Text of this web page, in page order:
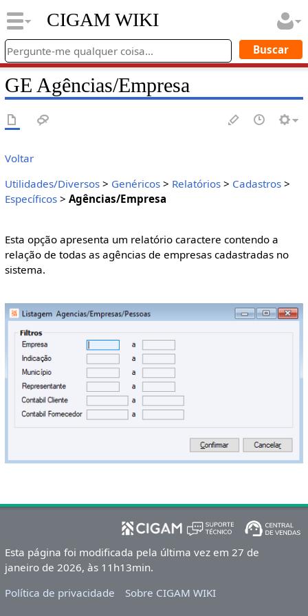
CIGAM WIKI
GE Agências/Empresa
Voltar
Utilidades/Diversos> Genéricos> Relatórios> Cadastros>
Específicos> Agências/Empresa
Esta opção apresenta um relatório caractere contendo a
relação de todas as agências de empresas cadastradas no
sistema.
Esta página foi modificada pela última vez em 27 de
janeiro de 2026, às 11h13min.
Política de privacidade
Sobre CIGAM WIKI